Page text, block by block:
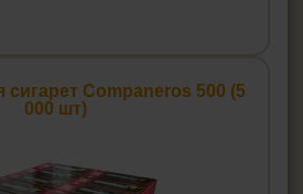
Companeros 500 (5
000 шт)